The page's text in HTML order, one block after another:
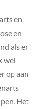
en
en
als er
wel
op aan
Het